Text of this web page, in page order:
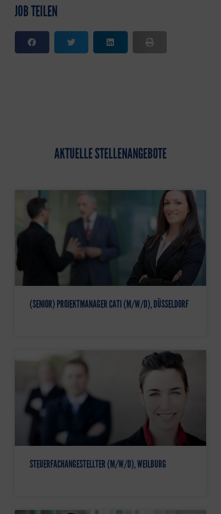
JOB TEILEN
AKTUELLE STELLENANGEBOTE
(SENIOR) PROJEKTMANAGER CATI (M/W/D), DÜSSELDORF
STEUERFACHANGESTELLTER (M/W/D), WEILBURG